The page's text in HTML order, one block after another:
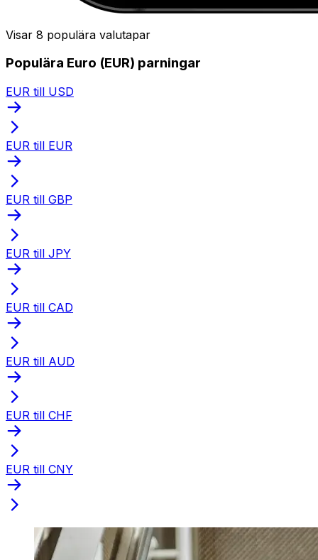
Visar 8 populära valutapar
Populära Euro (EUR) parningar
EUR till USD
EUR till EUR
EUR till GBP
EUR till JPY
EUR till CAD
EUR till AUD
EUR till CHF
EUR till CNY